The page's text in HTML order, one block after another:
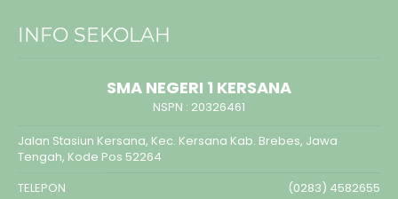
INFO SEKOLAH
SMA NEGERI 1 KERSANA
NSPN : 20326461
Jalan Stasiun Kersana, Kec. Kersana Kab. Brebes, Jawa
Tengah, Kode Pos 52264
TELEPON
(0283) 4582655